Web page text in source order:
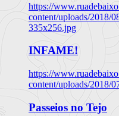
https://
content/uploads/2018/
335x256.jpg
INFAME!
https://
content/uploads/2018/
Passeios no Tejo